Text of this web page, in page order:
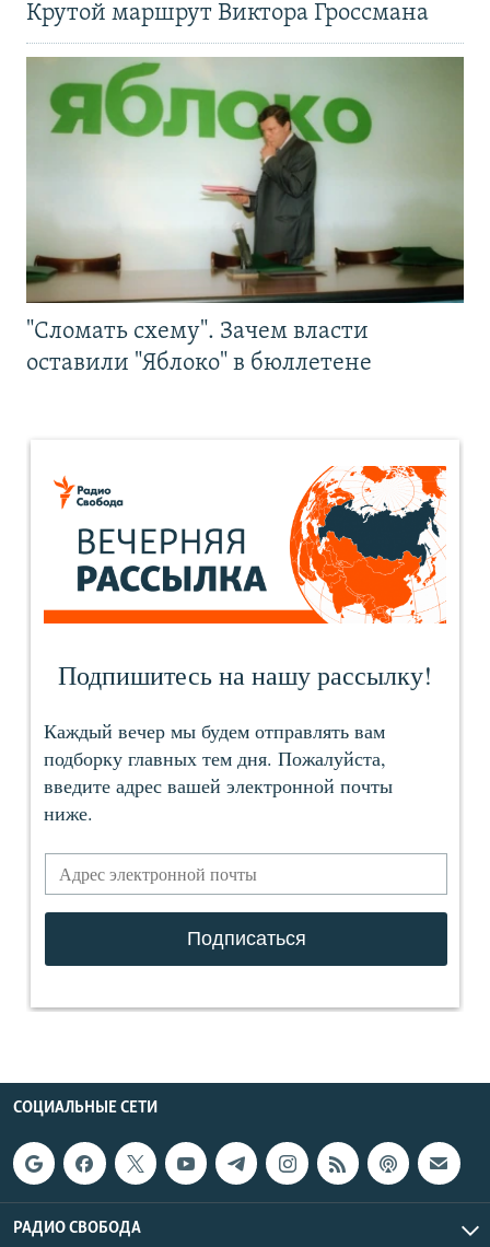
Крутой маршрут Виктора Гроссмана
"Сломать схему". Зачем власти
оставили "Яблоко" в бюллетене
СОЦИАЛЬНЫЕ СЕТИ
РАДИО СВОБОДА